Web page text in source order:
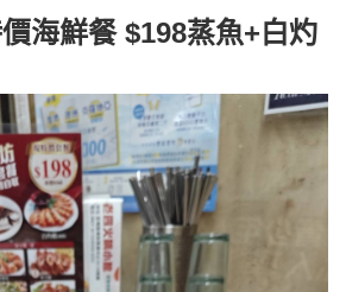
海鮮餐 $198蒸魚+白灼